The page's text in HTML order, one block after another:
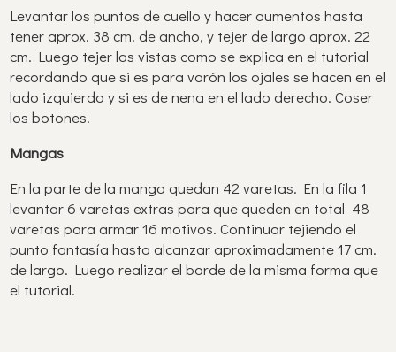
Levantar los puntos de cuello y hacer aumentos hasta
tener aprox. 38 cm. de ancho, y tejer de largo aprox. 22
cm. Luego tejer las vistas como se explica en el tutorial
recordando que si es para varón los ojales se hacen en el
lado izquierdo y si es de nena en el lado derecho. Coser
los botones.
Mangas
En la parte de la manga quedan 42 varetas. En la fila 1
levantar 6 varetas extras para que queden en total 48
varetas para armar 16 motivos. Continuar tejiendo el
punto fantasía hasta alcanzar aproximadamente 17 cm.
de largo. Luego realizar el borde de la misma forma que
el tutorial.